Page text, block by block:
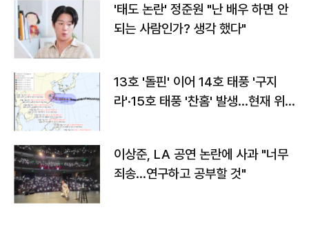
'태도 논란' 정준원 "난 배우 하면 안
되는 사람인가? 생각 했다"
13호 '돌핀' 이어 14호 태풍 '구지
라'·15호 태풍 '찬홈' 발생…현재 위
이상준, LA 공연 논란에 사과 "너무
죄송…연구하고 공부할 것"